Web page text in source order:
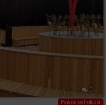
0
Powiat ostrołecki